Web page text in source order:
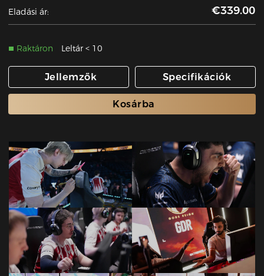
Eladási ár:
€339.00
Raktáron Leltár < 10
Jellemzők Specifikációk
Kosárba